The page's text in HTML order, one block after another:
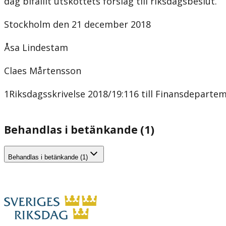
Stockholm den 21 december 2018
Åsa Lindestam
Claes Mårtensson
1Riksdagsskrivelse 2018/19:116 till
Behandlas i betänkande (1)
Behandlas i betänkande (1)